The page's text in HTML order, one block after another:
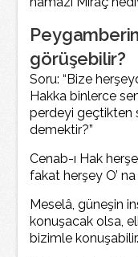
görüşebilir?
Soru: “Bize
Hakka binlerce
perdeyi geçtikten
demektir?”
Cenab-ı Hak
fakat herşey O’
Meselâ, güneşin
konuşacak olsa,
bizimle konuşabilir.